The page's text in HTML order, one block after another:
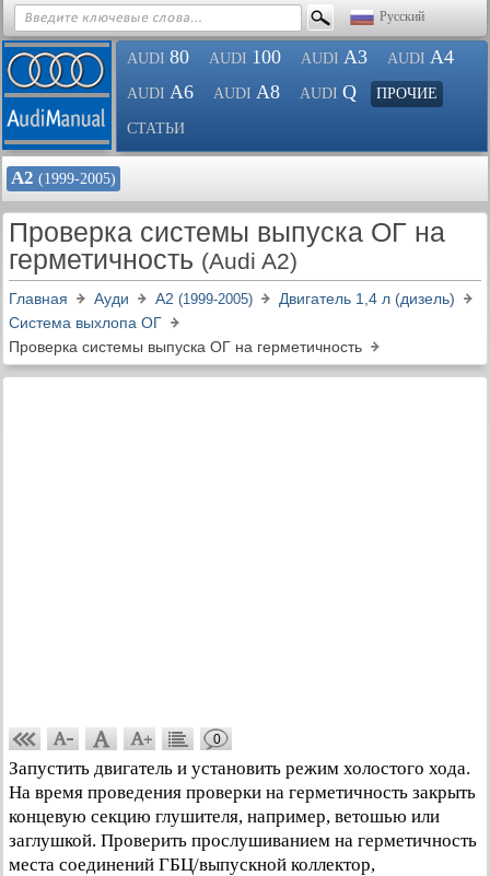
Русский
AUDI 80 AUDI 100 AUDI A3 AUDI A4
AUDI A6 AUDI A8 AUDI Q ПРОЧИЕ
СТАТЬИ
А2 (1999-2005)
Проверка системы выпуска ОГ на
герметичность (Audi A2)
Главная Ауди А2 (1999-2005)
Двигатель 1,4 л (дизель)
Система выхлопа ОГ
Проверка системы выпуска ОГ на герметичность
0
Запустить двигатель и установить режим холостого хода.
На время проведения проверки на герметичность закрыть
концевую секцию глушителя, например, ветошью или
заглушкой. Проверить прослушиванием на герметичность
места соединений ГБЦ/выпускной коллектор,